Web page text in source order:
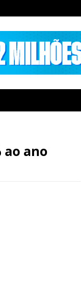
ao ano